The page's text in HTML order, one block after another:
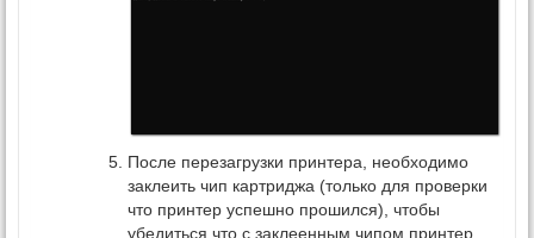
После перезагрузки принтера, необходимо
заклеить чип картриджа (только для проверки
что принтер успешно прошился), чтобы
убедиться что с заклеенным чипом принтер